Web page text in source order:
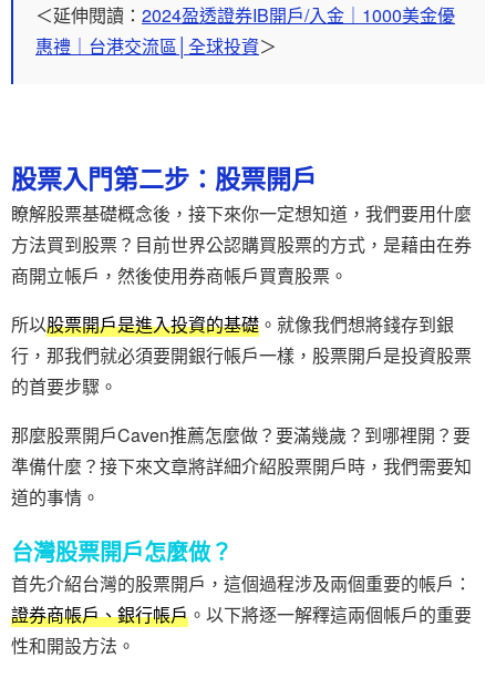
＜延伸閱讀： 2024盈透證券IB開戶/入金｜1000美金優
惠禮｜台港交流區│全球投資＞
股票入門第二步：股票開戶
瞭解股票基礎概念後，接下來你一定想知道，我們要用什麼
方法買到股票？目前世界公認購買股票的方式，是藉由在券
商開立帳戶，然後使用券商帳戶買賣股票。
所以股票開戶是進入投資的基礎 。就像我們想將錢存到銀
行，那我們就必須要開銀行帳戶一樣，股票開戶是投資股票
的首要步驟。
那麼股票開戶Caven推薦怎麼做？要滿幾歲？到哪裡開？要
準備什麼？接下來文章將詳細介紹股票開戶時，我們需要知
道的事情。
台灣股票開戶怎麼做？
首先介紹台灣的股票開戶，這個過程涉及兩個重要的帳戶：
證券商帳戶、銀行帳戶 。以下將逐一解釋這兩個帳戶的重要
性和開設方法。